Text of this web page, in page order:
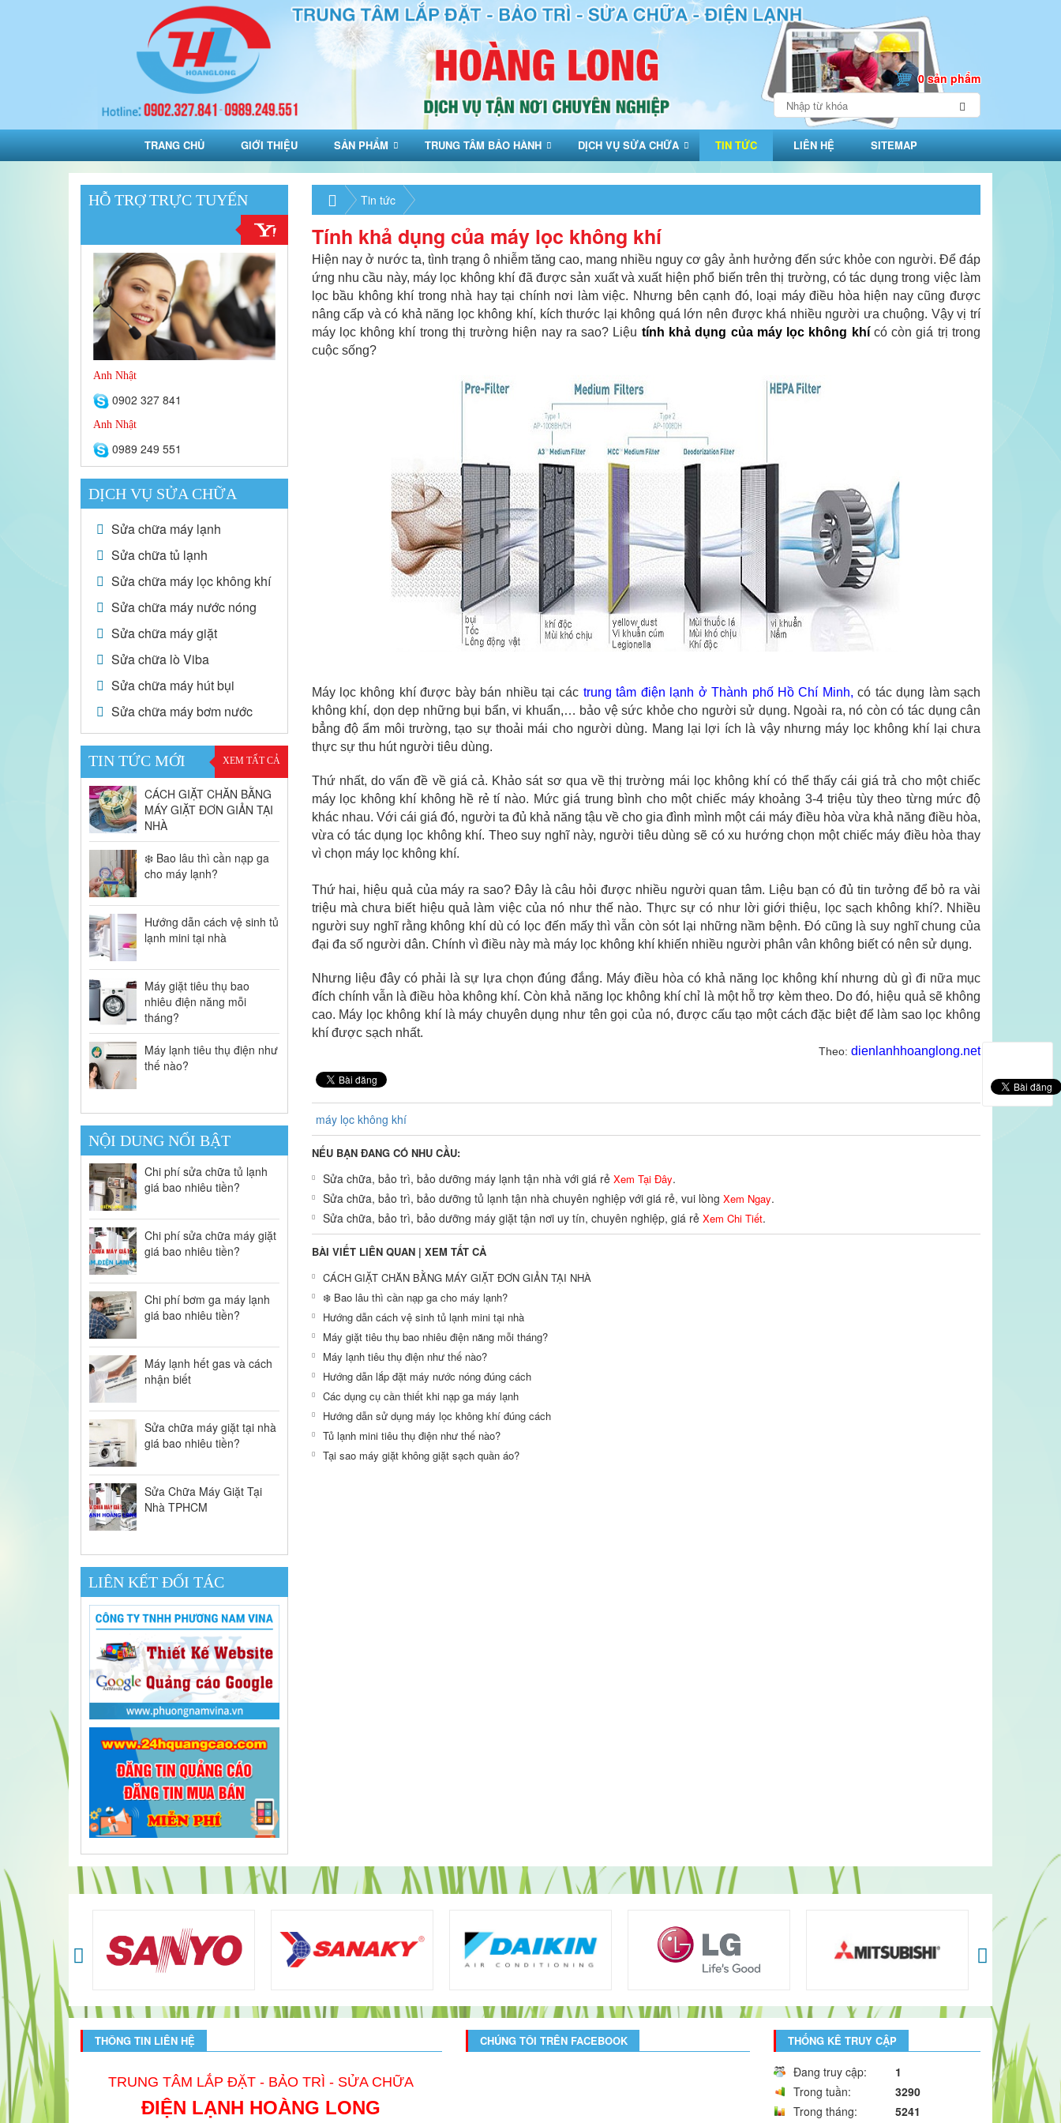
0 sản phẩm
TRANG CHỦ GIỚI THIỆU SẢN PHẨM TRUNG TÂM BẢO HÀNH DỊCH VỤ SỬA CHỮA TIN TỨC LIÊN HỆ SITEMAP
HỖ TRỢ TRỰC TUYẾN
Anh Nhật
0902 327 841
Anh Nhật
0989 249 551
DỊCH VỤ SỬA CHỮA
Sửa chữa máy lạnh
Sửa chữa tủ lạnh
Sửa chữa máy lọc không khí
Sửa chữa máy nước nóng
Sửa chữa máy giặt
Sửa chữa lò Viba
Sửa chữa máy hút bụi
Sửa chữa máy bơm nước
TIN TỨC MỚI XEM TẤT CẢ
CÁCH GIẶT CHĂN BẰNG
MÁY GIẶT ĐƠN GIẢN TẠI
NHÀ
❄️ Bao lâu thì cần nạp ga
cho máy lạnh?
Hướng dẫn cách vệ sinh tủ
lạnh mini tại nhà
Máy giặt tiêu thụ bao
nhiêu điện năng mỗi
tháng?
Máy lạnh tiêu thụ điện như
thế nào?
NỘI DUNG NỔI BẬT
Chi phí sửa chữa tủ lạnh
giá bao nhiêu tiền?
Chi phí sửa chữa máy giặt
giá bao nhiêu tiền?
Chi phí bơm ga máy lạnh
giá bao nhiêu tiền?
Máy lạnh hết gas và cách
nhận biết
Sửa chữa máy giặt tại nhà
giá bao nhiêu tiền?
Sửa Chữa Máy Giặt Tại
Nhà TPHCM
LIÊN KẾT ĐỐI TÁC
Tin tức
Tính khả dụng của máy lọc không khí
Hiện nay ở nước ta, tình trạng ô nhiễm tăng cao, mang nhiều nguy cơ gây ảnh hưởng đến sức khỏe con người. Để đáp
ứng nhu cầu này, máy lọc không khí đã được sản xuất và xuất hiện phổ biến trên thị trường, có tác dụng trong việc làm
lọc bầu không khí trong nhà hay tại chính nơi làm việc. Nhưng bên cạnh đó, loại máy điều hòa hiện nay cũng được
nâng cấp và có khả năng lọc không khí, kích thước lại không quá lớn nên được khá nhiều người ưa chuộng. Vậy vị trí
máy lọc không khí trong thị trường hiện nay ra sao? Liệu tính khả dụng của máy lọc không khícó còn giá trị trong
cuộc sống?
Máy lọc không khí được bày bán nhiều tại các trung tâm điện lạnh ở Thành phố Hồ Chí Minh, có tác dụng
làm sạch
không khí, dọn dẹp những bụi bẩn, vi khuẩn,… bảo vệ sức khỏe cho người sử dụng. Ngoài ra, nó còn có tác dụng cân
bẳng độ ẩm môi trường, tạo sự thoải mái cho người dùng. Mang lại lợi ích là vậy nhưng máy lọc không khí lại chưa
thực sự thu hút người tiêu dùng.
Thứ nhất, do vấn đề về giá cả. Khảo sát sơ qua về thị trường mái lọc không khí có thể thấy cái giá trả cho một chiếc
máy lọc không khí không hề rẻ tí nào. Mức giá trung bình cho một chiếc máy khoảng 3-4 triệu tùy theo từng mức độ
khác nhau. Với cái giá đó, người ta đủ khả năng tậu về cho gia đình mình một cái máy điều hòa vừa khả năng điều hòa,
vừa có tác dụng lọc không khí. Theo suy nghĩ này, người tiêu dùng sẽ có xu hướng chọn một chiếc máy điều hòa thay
vì chọn máy lọc không khí.
Thứ hai, hiệu quả của máy ra sao? Đây là câu hỏi được nhiều người quan tâm. Liệu bạn có đủ tin tưởng để bỏ ra vài
triệu mà chưa biết hiệu quả làm việc của nó như thế nào. Thực sự có như lời giới thiệu, lọc sạch không khí?. Nhiều
người suy nghĩ rằng không khí dù có lọc đến mấythì vẫn còn sót lại những nầm bệnh. Đó cũng là suy nghĩ chung của
đại đa số người dân. Chính vì điều này mà máy lọc không khí khiến nhiều người phân vân không biết có nên sử dụng.
Nhưng liệu đây có phải là sự lựa chọn đúng đắng. Máy điều hòa có khả năng lọc không khí nhưng dù gì đi nữa mục
đích chính vẫn là điều hòa không khí. Còn khả năng lọc không khí chỉ là một hỗ trợ kèm theo. Do đó, hiệu quả sẽ không
cao. Máy lọc không khí là máy chuyên dụng như tên gọi của nó, được cấu tạo một cách đặc biệt để làm sao lọc không
khí được sạch nhất.
Theo: dienlanhhoanglong.net
máy lọc không khí
NẾU BẠN ĐANG CÓ NHU CẦU:
Sửa chữa, bảo trì, bảo dưỡng máy lạnh tận nhà với giá rẻ Xem Tại Đây.
Sửa chữa, bảo trì, bảo dưỡng tủ lạnh tận nhà chuyên nghiệp với giá rẻ, vui lòng Xem Ngay.
Sửa chữa, bảo trì, bảo dưỡng máy giặt tận nơi uy tín, chuyên nghiệp, giá rẻ Xem Chi Tiết.
BÀI VIẾT LIÊN QUAN | XEM TẤT CẢ
CÁCH GIẶT CHĂN BẰNG MÁY GIẶT ĐƠN GIẢN TẠI NHÀ
❄️ Bao lâu thì cần nạp ga cho máy lạnh?
Hướng dẫn cách vệ sinh tủ lạnh mini tại nhà
Máy giặt tiêu thụ bao nhiêu điện năng mỗi tháng?
Máy lạnh tiêu thụ điện như thế nào?
Hướng dẫn lắp đặt máy nước nóng đúng cách
Các dụng cụ cần thiết khi nạp ga máy lạnh
Hướng dẫn sử dụng máy lọc không khí đúng cách
Tủ lạnh mini tiêu thụ điện như thế nào?
Tại sao máy giặt không giặt sạch quần áo?
THÔNG TIN LIÊN HỆ
TRUNG TÂM LẮP ĐẶT - BẢO TRÌ - SỬA CHỮA
ĐIỆN LẠNH HOÀNG LONG
CHÚNG TÔI TRÊN FACEBOOK THỐNG KÊ TRUY CẬP
Đang truy cập:
1
Trong tuần:
3290
Trong tháng:
5241